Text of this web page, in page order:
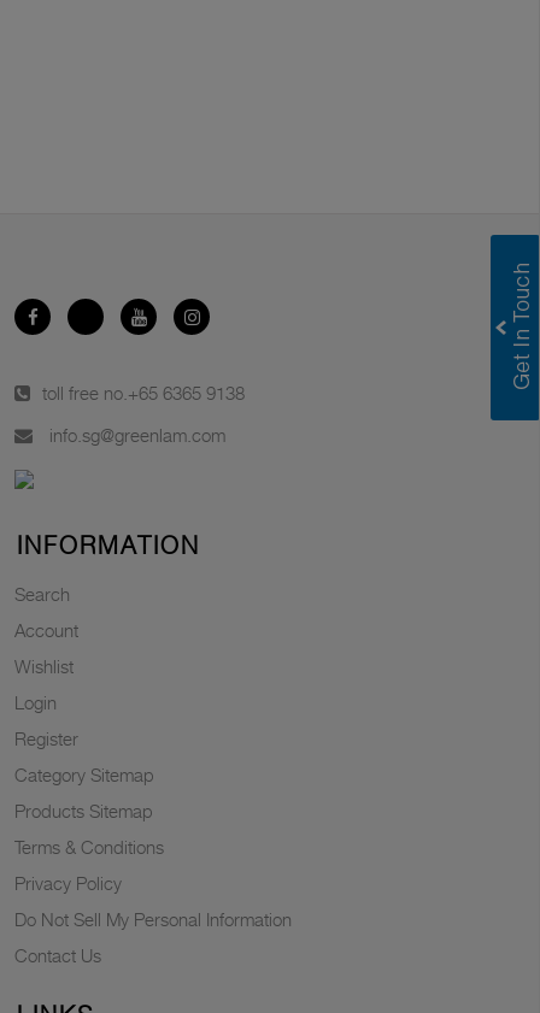
toll free no. +65 6365 9138
info.sg@greenlam.com
INFORMATION
Search
Account
Wishlist
Login
Register
Category Sitemap
Products Sitemap
Terms & Conditions
Privacy Policy
Do Not Sell My Personal Information
Contact Us